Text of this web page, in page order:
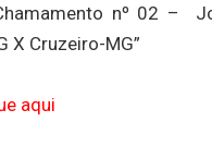
nº 02 –
X Cruzeiro-MG”
aqui